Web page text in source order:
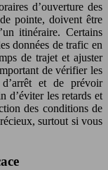
d’ouverture des
pointe, doivent être
itinéraire. Certains
données de trafic en
de trajet et ajuster
de vérifier les
et de prévoir
d’éviter les retards et
des conditions de
surtout si vous